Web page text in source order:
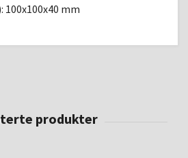
100x100x40 mm